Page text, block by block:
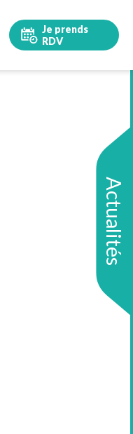
Je prends
RDV
Actualités